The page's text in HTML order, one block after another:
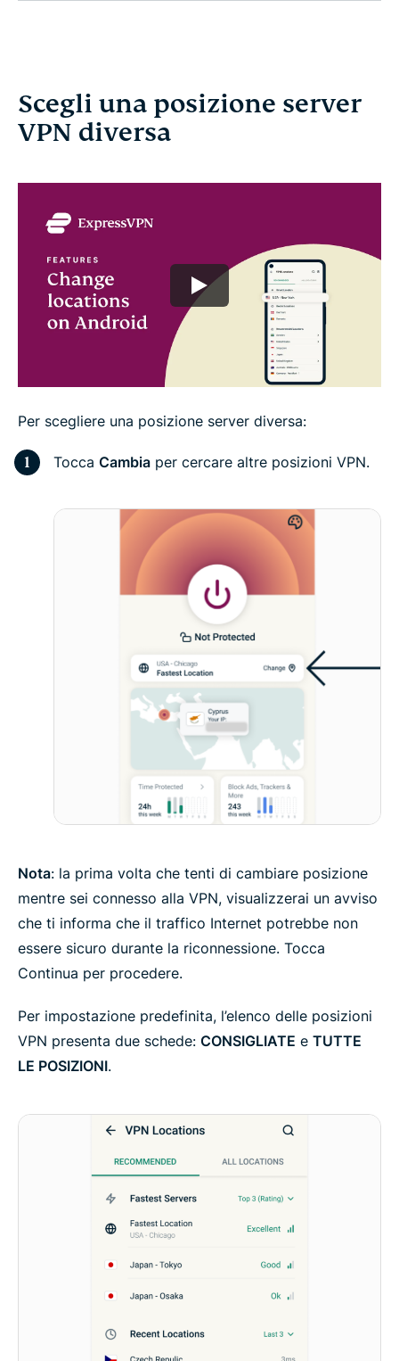
Scegli una posizione server
VPN diversa
Per scegliere una posizione server diversa:
Tocca Cambia per cercare altre posizioni VPN.
Nota: la prima volta che tenti di cambiare posizione
mentre sei connesso alla VPN, visualizzerai un avviso
che ti informa che il traffico Internet potrebbe non
essere sicuro durante la riconnessione. Tocca
Continua per procedere.
Per impostazione predefinita, l’elenco delle posizioni
VPN presenta due schede: CONSIGLIATE e TUTTE
LE POSIZIONI.